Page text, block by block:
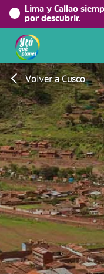
Lima y Callao
por descubrir.
Volver a Cusco